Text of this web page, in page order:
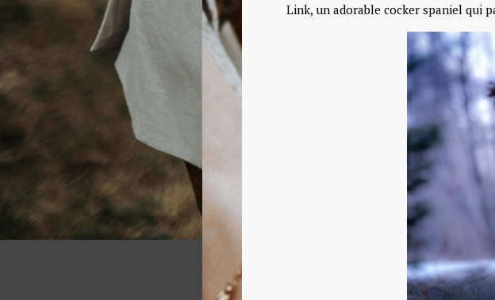
Link, un adorable cocker spaniel qui